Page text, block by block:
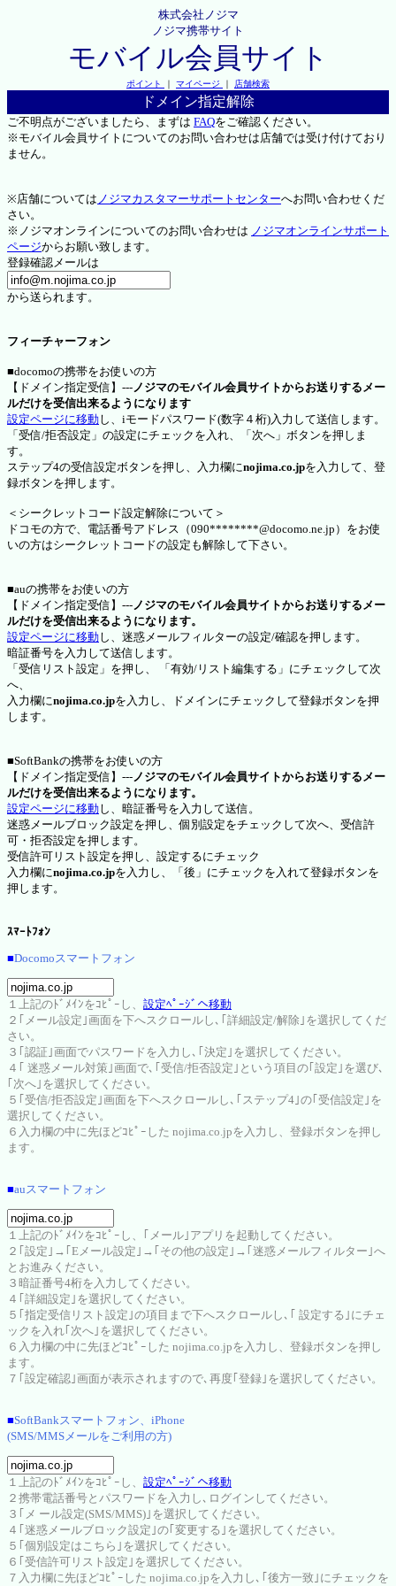
株式会社ノジマ
ノジマ携帯サイト
モバイル会員サイト
ポイント ｜ マイページ ｜ 店舗検索
ドメイン指定解除
ご不明点がございましたら、まずは FAQをご確認ください。
※モバイル会員サイトについてのお問い合わせは店舗では受け付けており
ません。
※店舗については ノジマカスタマーサポートセンターへお問い合わせくだ
さい。
※ノジマオンラインについてのお問い合わせは ノジマオンラインサポート
ページからお願い致します。
登録確認メールは
から送られます。
フィーチャーフォン
■docomoの携帯をお使いの方
【ドメイン指定受信】---ノジマのモバイル会員サイトからお送りするメー
ルだけを受信出来るようになります
設定ページに移動し、iモードパスワード(数字４桁)入力して送信します。
「受信/拒否設定」の設定にチェックを入れ、「次へ」ボタンを押しま
す。
ステップ4の受信設定ボタンを押し、入力欄にnojima.co.jpを入力して、登
録ボタンを押します。
＜シークレットコード設定解除について＞
ドコモの方で、電話番号アドレス（090********@docomo.ne.jp）をお使
いの方はシークレットコードの設定も解除して下さい。
■auの携帯をお使いの方
【ドメイン指定受信】---ノジマのモバイル会員サイトからお送りするメー
ルだけを受信出来るようになります。
設定ページに移動し、迷惑メールフィルターの設定/確認を押します。
暗証番号を入力して送信します。
「受信リスト設定」を押し、 「有効/リスト編集する」にチェックして次
へ、
入力欄にnojima.co.jpを入力し、ドメインにチェックして登録ボタンを押
します。
■SoftBankの携帯をお使いの方
【ドメイン指定受信】---ノジマのモバイル会員サイトからお送りするメー
ルだけを受信出来るようになります。
設定ページに移動し、暗証番号を入力して送信。
迷惑メールブロック設定を押し、個別設定をチェックして次へ、受信許
可・拒否設定を押します。
受信許可リスト設定を押し、設定するにチェック
入力欄にnojima.co.jpを入力し、「後」にチェックを入れて登録ボタンを
押します。
ｽﾏｰﾄﾌｫﾝ
■Docomoスマートフォン
１上記のﾄﾞﾒｲﾝをｺﾋﾟｰし、 設定ﾍﾟｰｼﾞへ移動
２｢メール設定｣画面を下へスクロールし､｢詳細設定/解除｣を選択してくだ
さい。
３｢認証｣画面でパスワードを入力し､｢決定｣を選択してください。
４｢ 迷惑メール対策｣画面で､｢受信/拒否設定｣という項目の｢設定｣を選び､
｢次へ｣を選択してください。
５｢受信/拒否設定｣画面を下へスクロールし､｢ステップ4｣の｢受信設定｣を
選択してください。
６入力欄の中に先ほどｺﾋﾟｰした nojima.co.jpを入力し、登録ボタンを押し
ます。
■auスマートフォン
１上記のﾄﾞﾒｲﾝをｺﾋﾟｰし、｢メール｣アプリを起動してください。
２｢設定｣→｢Eメール設定｣→｢その他の設定｣→｢迷惑メールフィルター｣へ
とお進みください。
３暗証番号4桁を入力してください。
４｢詳細設定｣を選択してください。
５｢指定受信リスト設定｣の項目まで下へスクロールし､｢ 設定する｣にチェ
ックを入れ｢次へ｣を選択してください。
６入力欄の中に先ほどｺﾋﾟｰした nojima.co.jpを入力し、登録ボタンを押し
ます。
７｢設定確認｣画面が表示されますので､再度｢登録｣を選択してください。
■SoftBankスマートフォン、iPhone
(SMS/MMSメールをご利用の方)
１上記のﾄﾞﾒｲﾝをｺﾋﾟｰし、 設定ﾍﾟｰｼﾞへ移動
２携帯電話番号とパスワードを入力し､ログインしてください。
３｢メ ール設定(SMS/MMS)｣を選択してください。
４｢迷惑メールブロック設定｣の｢変更する｣を選択してください。
５｢個別設定はこちら｣を選択してください。
６｢受信許可リスト設定｣を選択してください。
７入力欄に先ほどｺﾋﾟｰした nojima.co.jpを入力し､｢後方一致｣にチェックを